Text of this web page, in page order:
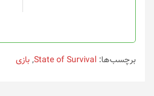
محصول
انتخاب
شوند
برچسب‌ها: State of Survival
,بازی